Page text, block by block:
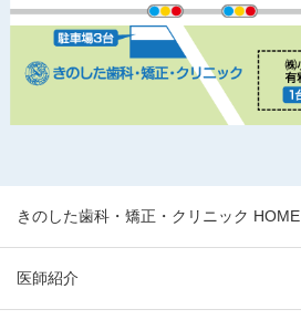
きのした歯科・矯正・クリニック HOME
医師紹介